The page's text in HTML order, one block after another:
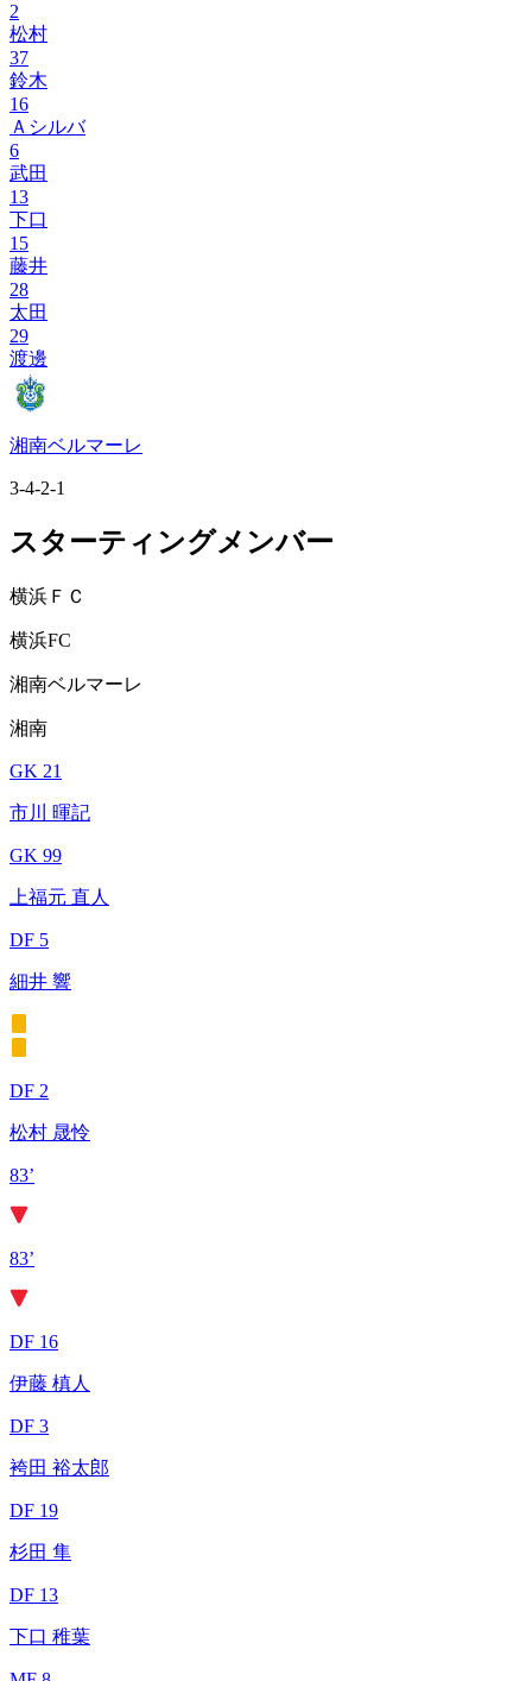
2
松村
37
鈴木
16
Ａシルバ
6
武田
13
下口
15
藤井
28
太田
29
渡邊
湘南ベルマーレ
3-4-2-1
スターティングメンバー
横浜ＦＣ
横浜FC
湘南ベルマーレ
湘南
GK 21
市川 暉記
GK 99
上福元 直人
DF 5
細井 響
DF 2
松村 晟怜
83’
83’
DF 16
伊藤 槙人
DF 3
袴田 裕太郎
DF 19
杉田 隼
DF 13
下口 稚葉